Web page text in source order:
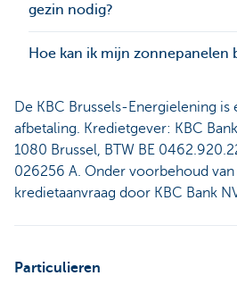
gezin nodig?
Hoe kan ik mijn zonnepanelen
De KBC Brussels-Energielening is
afbetaling. Kredietgever: KBC
1080 Brussel, BTW BE
026256 A. Onder voorbehoud
kredietaanvraag door KBC Bank
Particulieren